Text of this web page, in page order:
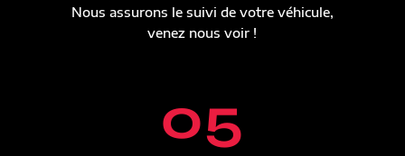
Nous assurons le suivi de votre véhicule,
venez nous voir !
05